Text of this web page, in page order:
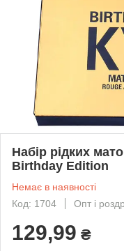
Набір рідких
Birthday Edition
Немає в наявності
Код: 1704
Опт і
129,99 ₴